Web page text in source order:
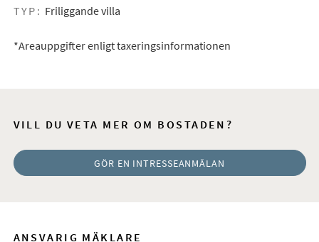
TYP: Friliggande villa
*Areauppgifter enligt taxeringsinformationen
VILL DU VETA MER OM BOSTADEN?
GÖR EN INTRESSEANMÄLAN
ANSVARIG MÄKLARE